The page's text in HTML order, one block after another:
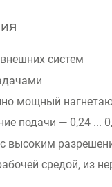
систем
мощный
подачи — 0,24 ...
высоким
средой, из